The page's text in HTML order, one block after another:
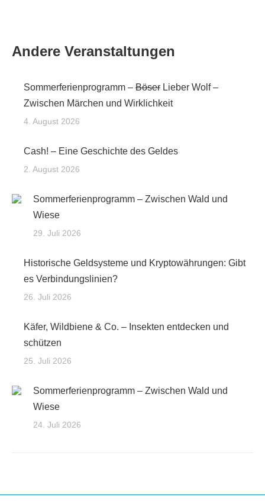
Andere Veranstaltungen
Sommerferienprogramm – Böser Lieber Wolf –
Zwischen Märchen und Wirklichkeit
4. August 2026
Cash! – Eine Geschichte des Geldes
2. August 2026
Sommerferienprogramm – Zwischen Wald und
Wiese
29. Juli 2026
Historische Geldsysteme und Kryptowährungen: Gibt
es Verbindungslinien?
26. Juli 2026
Käfer, Wildbiene & Co. – Insekten entdecken und
schützen
25. Juli 2026
Sommerferienprogramm – Zwischen Wald und
Wiese
24. Juli 2026